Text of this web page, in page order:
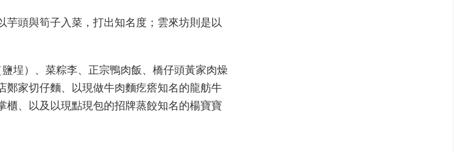
頭與筍子入菜，打出知名度；雲來坊則是以
埕）、菜粽李、正宗鴨肉飯、橋仔頭黃家肉燥
家切仔麵、以現做牛肉麵疙瘩知名的龍舫牛
、以及以現點現包的招牌蒸餃知名的楊寶寶